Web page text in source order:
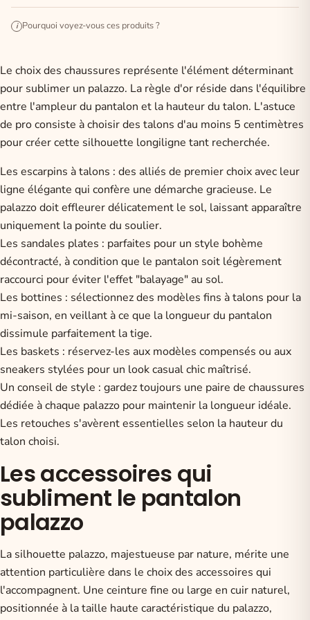
i Pourquoi voyez-vous ces produits ?
Le choix des chaussures représente l'élément déterminant
pour sublimer un palazzo. La règle d'or réside dans l'équilibre
entre l'ampleur du pantalon et la hauteur du talon. L'astuce
de pro consiste à choisir des talons d'au moins 5 centimètres
pour créer cette silhouette longiligne tant recherchée.
Les escarpins à talons : des alliés de premier choix avec leur
ligne élégante qui confère une démarche gracieuse. Le
palazzo doit effleurer délicatement le sol, laissant apparaître
uniquement la pointe du soulier.
Les sandales plates : parfaites pour un style bohème
décontracté, à condition que le pantalon soit légèrement
raccourci pour éviter l'effet "balayage" au sol.
Les bottines : sélectionnez des modèles fins à talons pour la
mi-saison, en veillant à ce que la longueur du pantalon
dissimule parfaitement la tige.
Les baskets : réservez-les aux modèles compensés ou aux
sneakers stylées pour un look casual chic maîtrisé.
Un conseil de style : gardez toujours une paire de chaussures
dédiée à chaque palazzo pour maintenir la longueur idéale.
Les retouches s'avèrent essentielles selon la hauteur du
talon choisi.
Les accessoires qui
subliment le pantalon
palazzo
La silhouette palazzo, majestueuse par nature, mérite une
attention particulière dans le choix des accessoires qui
l'accompagnent. Une ceinture fine ou large en cuir naturel,
positionnée à la taille haute caractéristique du palazzo,